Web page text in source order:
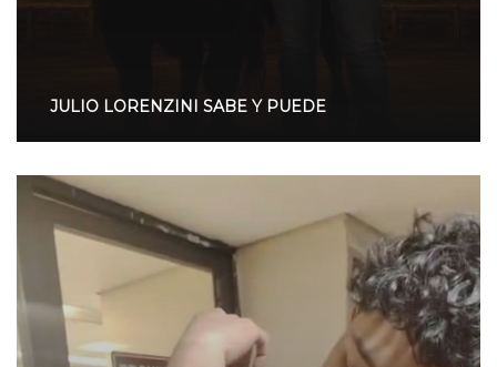
JULIO LORENZINI SABE Y PUEDE